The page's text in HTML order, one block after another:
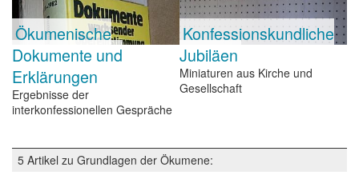
Ökumenische
Dokumente und
Erklärungen
Ergebnisse der
interkonfessionellen Gespräche
Konfessionskundliche
Jubiläen
Miniaturen aus Kirche und
Gesellschaft
5 Artikel zu Grundlagen der Ökumene: